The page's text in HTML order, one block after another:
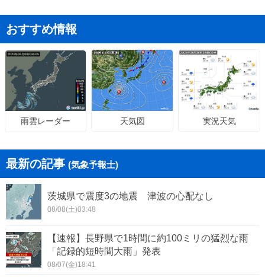
おすすめ情報
雨雲レーダー 天気図 実況天気
最新の記事 (気象予報士)
茨城県で震度3の地震 津波の心配なし
08/08(土)03:48
【速報】長野県で1時間に約100ミリの猛烈な雨
「記録的短時間大雨」発表
08/07(金)18:41